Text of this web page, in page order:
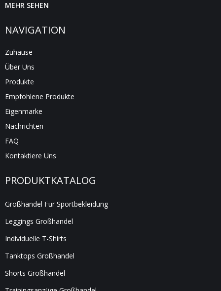
MEHR SEHEN
NAVIGATION
Zuhause
Über Uns
Produkte
Empfohlene Produkte
Eigenmarke
Nachrichten
FAQ
Kontaktiere Uns
PRODUKTKATALOG
Großhandel Für Sportbekleidung
Leggings Großhandel
Individuelle T-Shirts
Tanktops Großhandel
Shorts Großhandel